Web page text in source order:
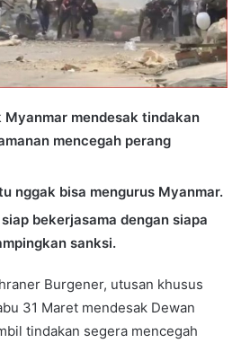
Myanmar mendesak tindakan
mencegah perang
nggak bisa mengurus Myanmar.
bekerjasama dengan siapa
sanksi.
Burgener, utusan khusus
31 Maret mendesak Dewan
tindakan segera mencegah